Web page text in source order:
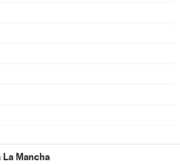
Mancha